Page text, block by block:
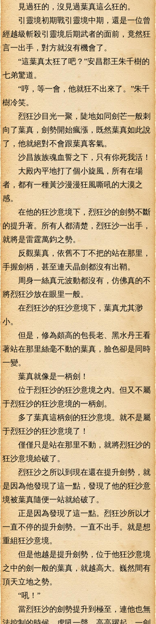
見過狂的，沒見過葉真這么狂的。
引靈境初期戰引靈境中期，還是一位曾
經越級斬殺引靈境后期武者的面前，竟然狂
言一出手，對方就沒有機會了。
“這葉真太狂了吧？”安昌郡王朱千樹的
七弟驚道。
“哼，等一會，他就狂不出來了。”朱千
樹冷笑。
烈狂沙目光一聚，陡地如同劍芒一般刺
向了葉真，劍勢開始瘋漲，既然葉真如此說
了，他就絕對不會跟葉真客氣。
沙昌族族魂血誓之下，只有你死我活！
大殿內平地打了個小旋風，所有在場
者，都有一種黃沙漫漫狂風嘶吼的大漠之
感。
在他的狂沙意境下，烈狂沙的劍勢不斷
的提升著。所有人都清楚，烈狂沙一出手，
就將是雷霆萬鈞之勢。
反觀葉真，依舊不丁不把的站在那里，
手握劍柄，甚至連天晶劍都沒有出鞘。
周身一絲真元波動都沒有，仿佛真的不
將烈狂沙放在眼里一般。
在烈狂沙的狂沙意境下，葉真尤其渺
小。
但是，修為頗高的包長老、黑水丹王看
著站在那里絲毫不動的葉真，臉色卻是同時
一變。
葉真就像是一柄劍！
位于烈狂沙的狂沙意境之內。但又不屬
于烈狂沙的狂沙意境的一柄劍。
多了葉真這柄劍的狂沙意境。就不是屬
于烈狂沙的狂沙意境了！
僅僅只是站在那里不動，就將烈狂沙的
狂沙意境給破了。
烈狂沙之所以到現在還在提升劍勢，就
是因為他發現了這一點，發現了他的狂沙意
境被葉真隨便一站就給破了。
正是因為發現了這一點。烈狂沙所以才
一直不停的提升劍勢。一直不出手。就是想
重組狂沙意境。
但是他越是提升劍勢，位于他狂沙意境
之中的劍一般的葉真，就越高大。巍然間有
頂天立地之勢。
“吼！”
當烈狂沙的劍勢提升到極至，連他也無